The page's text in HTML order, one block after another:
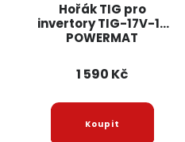
Hořák TIG pro
invertory TIG-17V-16
POWERMAT
1 590 Kč